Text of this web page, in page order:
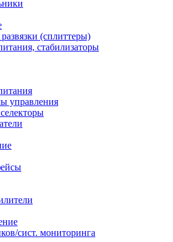
(сплиттеры)
стабилизаторы
управления
сист. мониторинга